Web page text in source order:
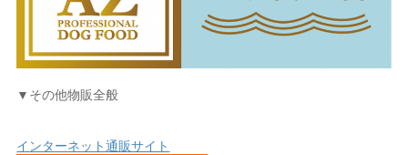
▼その他物販全般
インターネット通販サイト